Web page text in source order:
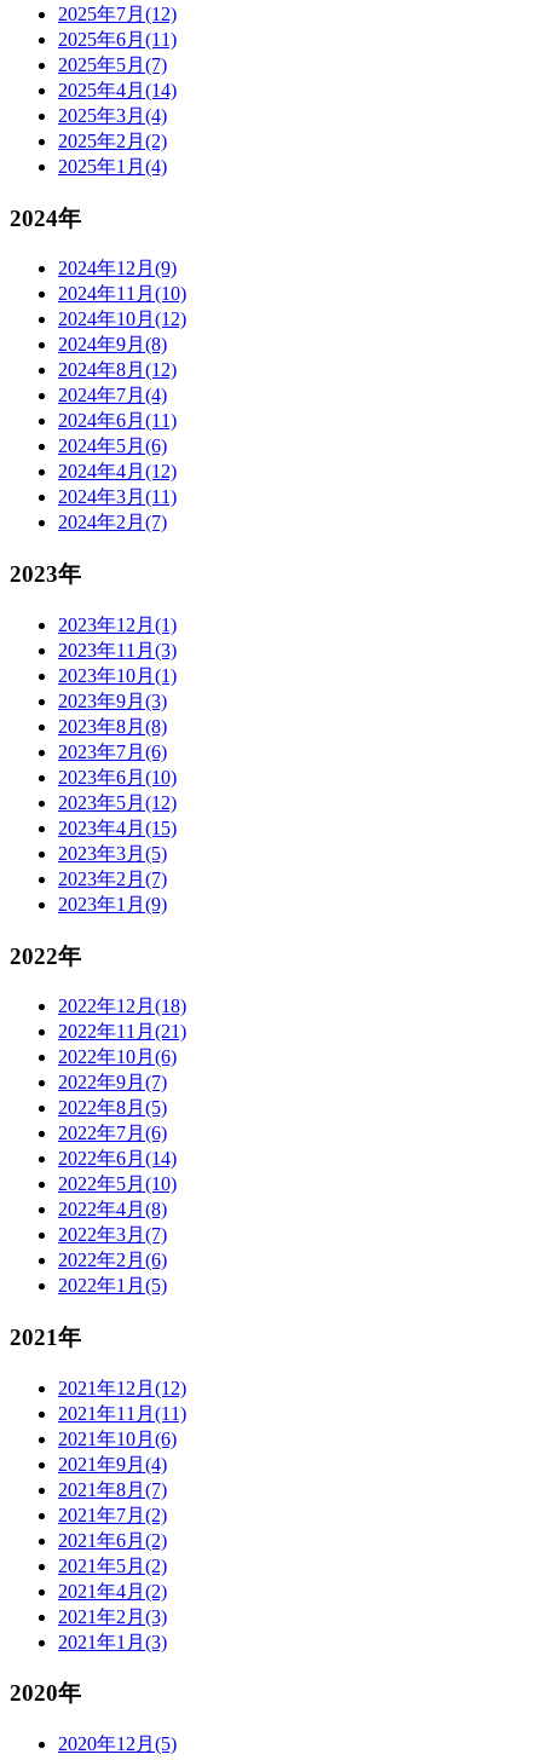
2025年7月(12)
2025年6月(11)
2025年5月(7)
2025年4月(14)
2025年3月(4)
2025年2月(2)
2025年1月(4)
2024年
2024年12月(9)
2024年11月(10)
2024年10月(12)
2024年9月(8)
2024年8月(12)
2024年7月(4)
2024年6月(11)
2024年5月(6)
2024年4月(12)
2024年3月(11)
2024年2月(7)
2023年
2023年12月(1)
2023年11月(3)
2023年10月(1)
2023年9月(3)
2023年8月(8)
2023年7月(6)
2023年6月(10)
2023年5月(12)
2023年4月(15)
2023年3月(5)
2023年2月(7)
2023年1月(9)
2022年
2022年12月(18)
2022年11月(21)
2022年10月(6)
2022年9月(7)
2022年8月(5)
2022年7月(6)
2022年6月(14)
2022年5月(10)
2022年4月(8)
2022年3月(7)
2022年2月(6)
2022年1月(5)
2021年
2021年12月(12)
2021年11月(11)
2021年10月(6)
2021年9月(4)
2021年8月(7)
2021年7月(2)
2021年6月(2)
2021年5月(2)
2021年4月(2)
2021年2月(3)
2021年1月(3)
2020年
2020年12月(5)